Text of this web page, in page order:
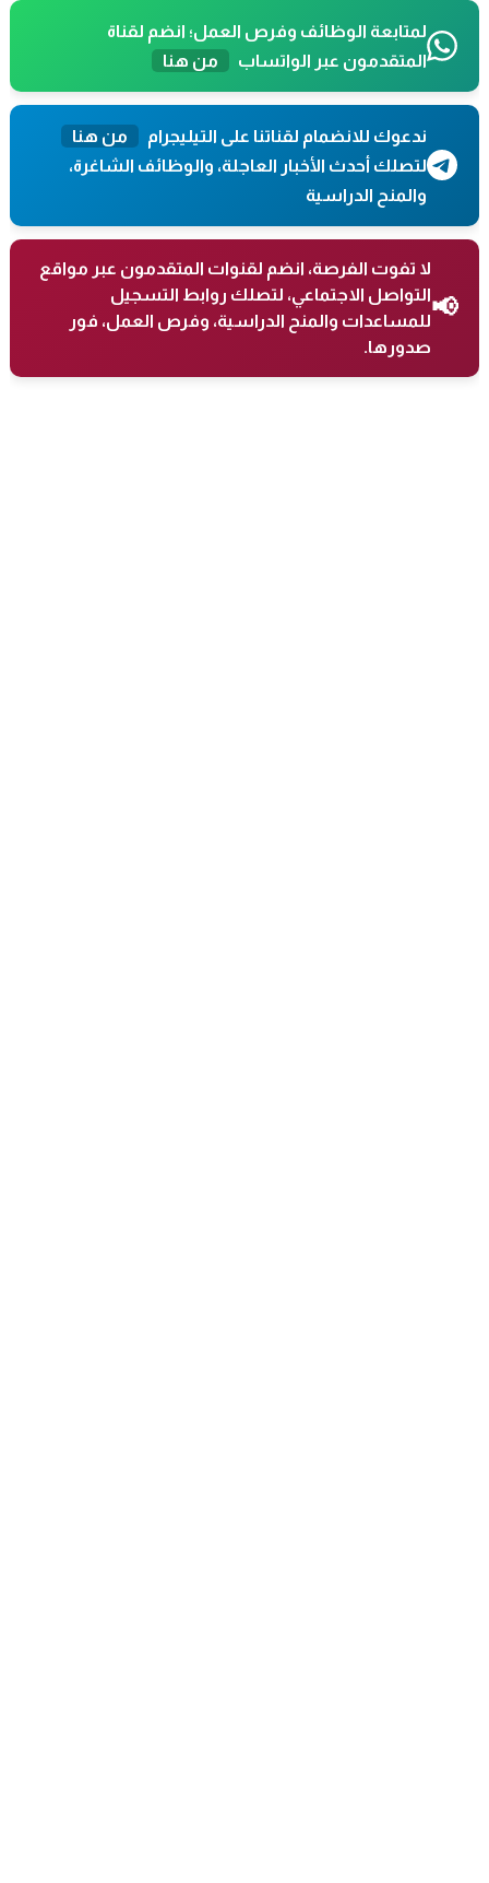
لمتابعة الوظائف وفرص العمل؛ انضم لقناة
المتقدمون عبر الواتساب
من هنا
ندعوك للانضمام لقناتنا على التيليجرام
من هنا
لتصلك أحدث الأخبار العاجلة، والوظائف الشاغرة،
والمنح الدراسية
📢
لا تفوت الفرصة، انضم لقنوات المتقدمون عبر مواقع
التواصل الاجتماعي، لتصلك روابط التسجيل
للمساعدات والمنح الدراسية، وفرص العمل، فور
صدورها.